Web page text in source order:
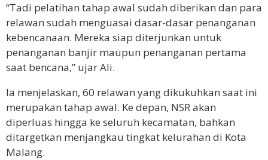
“Tadi pelatihan tahap awal sudah diberikan dan para
relawan sudah menguasai dasar-dasar penanganan
kebencanaan. Mereka siap diterjunkan untuk
penanganan banjir maupun penanganan pertama
saat bencana,” ujar Ali.
Ia menjelaskan, 60 relawan yang dikukuhkan saat ini
merupakan tahap awal. Ke depan, NSR akan
diperluas hingga ke seluruh kecamatan, bahkan
ditargetkan menjangkau tingkat kelurahan di Kota
Malang.